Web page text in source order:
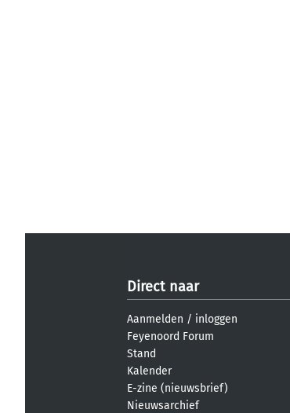
Direct naar
Aanmelden / inloggen
Feyenoord Forum
Stand
Kalender
E-zine (nieuwsbrief)
Nieuwsarchief